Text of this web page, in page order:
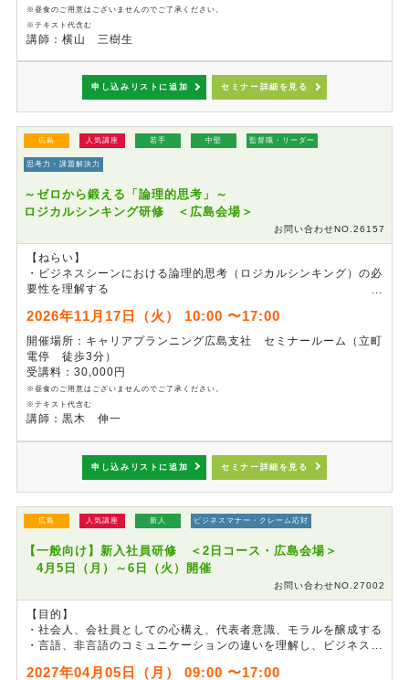
※昼食のご用意はございませんのでご了承ください。
※テキスト代含む
講師：横山 三樹生
申し込みリストに追加 セミナー詳細を見る
広島 人気講座 若手 中堅 監督職・リーダー
思考力・課題解決力
～ゼロから鍛える「論理的思考」～
ロジカルシンキング研修 ＜広島会場＞
お問い合わせNO.26157
【ねらい】
・ビジネスシーンにおける論理的思考（ロジカルシンキング）の必
要性を理解する
の活用法を知る
・論理的な伝え方・考え方を身につける
2026年11月17日（火） 10:00 〜17:00
開催場所：キャリアプランニング広島支社 セミナールーム（立町
電停 徒歩3分）
受講料：30,000円
※昼食のご用意はございませんのでご了承ください。
※テキスト代含む
講師：黒木 伸一
申し込みリストに追加 セミナー詳細を見る
広島 人気講座 新人 ビジネスマナー・クレーム応対
【一般向け】新入社員研修 ＜2日コース・広島会場＞
4月5日（月）～6日（火）開催
お問い合わせNO.27002
【目的】
・社会人、会社員としての心構え、代表者意識、モラルを醸成する
・言語、非言語のコミュニケーションの違いを理解し、ビジネスマ
・チームの一員として、仕事の進め方を学ぶ
2027年04月05日（月） 09:00 〜17:00